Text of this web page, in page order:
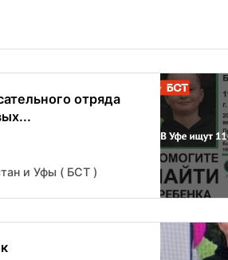
отряда
и Уфы ( БСТ )